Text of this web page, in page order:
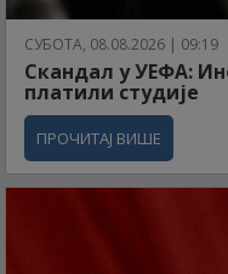
СУБОТА, 08.08.2026 | 09:19
Скандал у УЕФА:
платили студије
ПРОЧИТАЈ ВИШЕ